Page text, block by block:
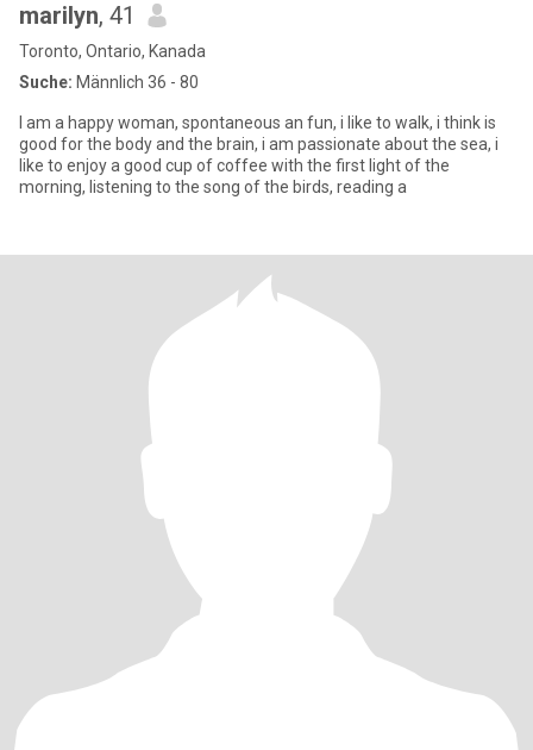
marilyn, 41
Toronto, Ontario, Kanada
Suche: Männlich 36 - 80
I am a happy woman, spontaneous an fun, i like to walk, i think is
good for the body and the brain, i am passionate about the sea, i
like to enjoy a good cup of coffee with the first light of the
morning, listening to the song of the birds, reading a